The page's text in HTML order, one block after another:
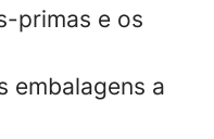
primas e os
embalagens a